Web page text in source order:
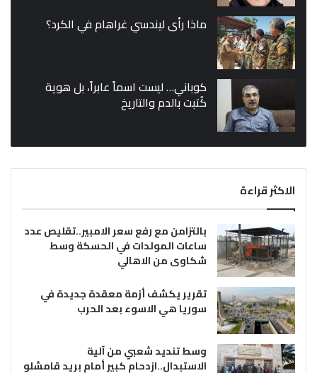
ماذا رأى ليندسي غراهام في الكرد؟
كوباني… ليست اسماً عابراً، بل هوية
كُتبت بالدم والتاريخ
الاكثر قراءة
بالتزامن مع رفع سعر الامبير..تقليص عدد
ساعات المولدات في الحسكة وسط
شكاوى من الاهالي
تقرير يكشف أزمة معقدة جديدة في
سوريا هي الاسوء بعد الحرب
وسط تنديد شعبي من آلية
الاستبدال..ازدحام كبير أمام بريد قامشلو